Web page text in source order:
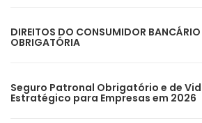
DIREITOS DO CONSUMIDOR
OBRIGATÓRIA
Seguro Patronal Obrigatório e de
Estratégico para Empresas em 2026